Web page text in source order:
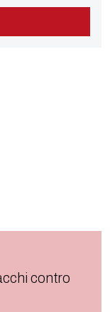
contro